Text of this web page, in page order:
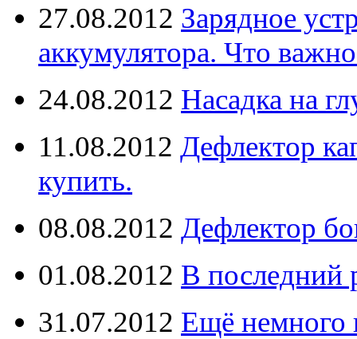
27.08.2012 Зарядное
аккумулятора. Что
24.08.2012 Насадка на
11.08.2012 Дефлектор
купить.
08.08.2012 Дефлектор
01.08.2012 В последний
31.07.2012 Ещё немного